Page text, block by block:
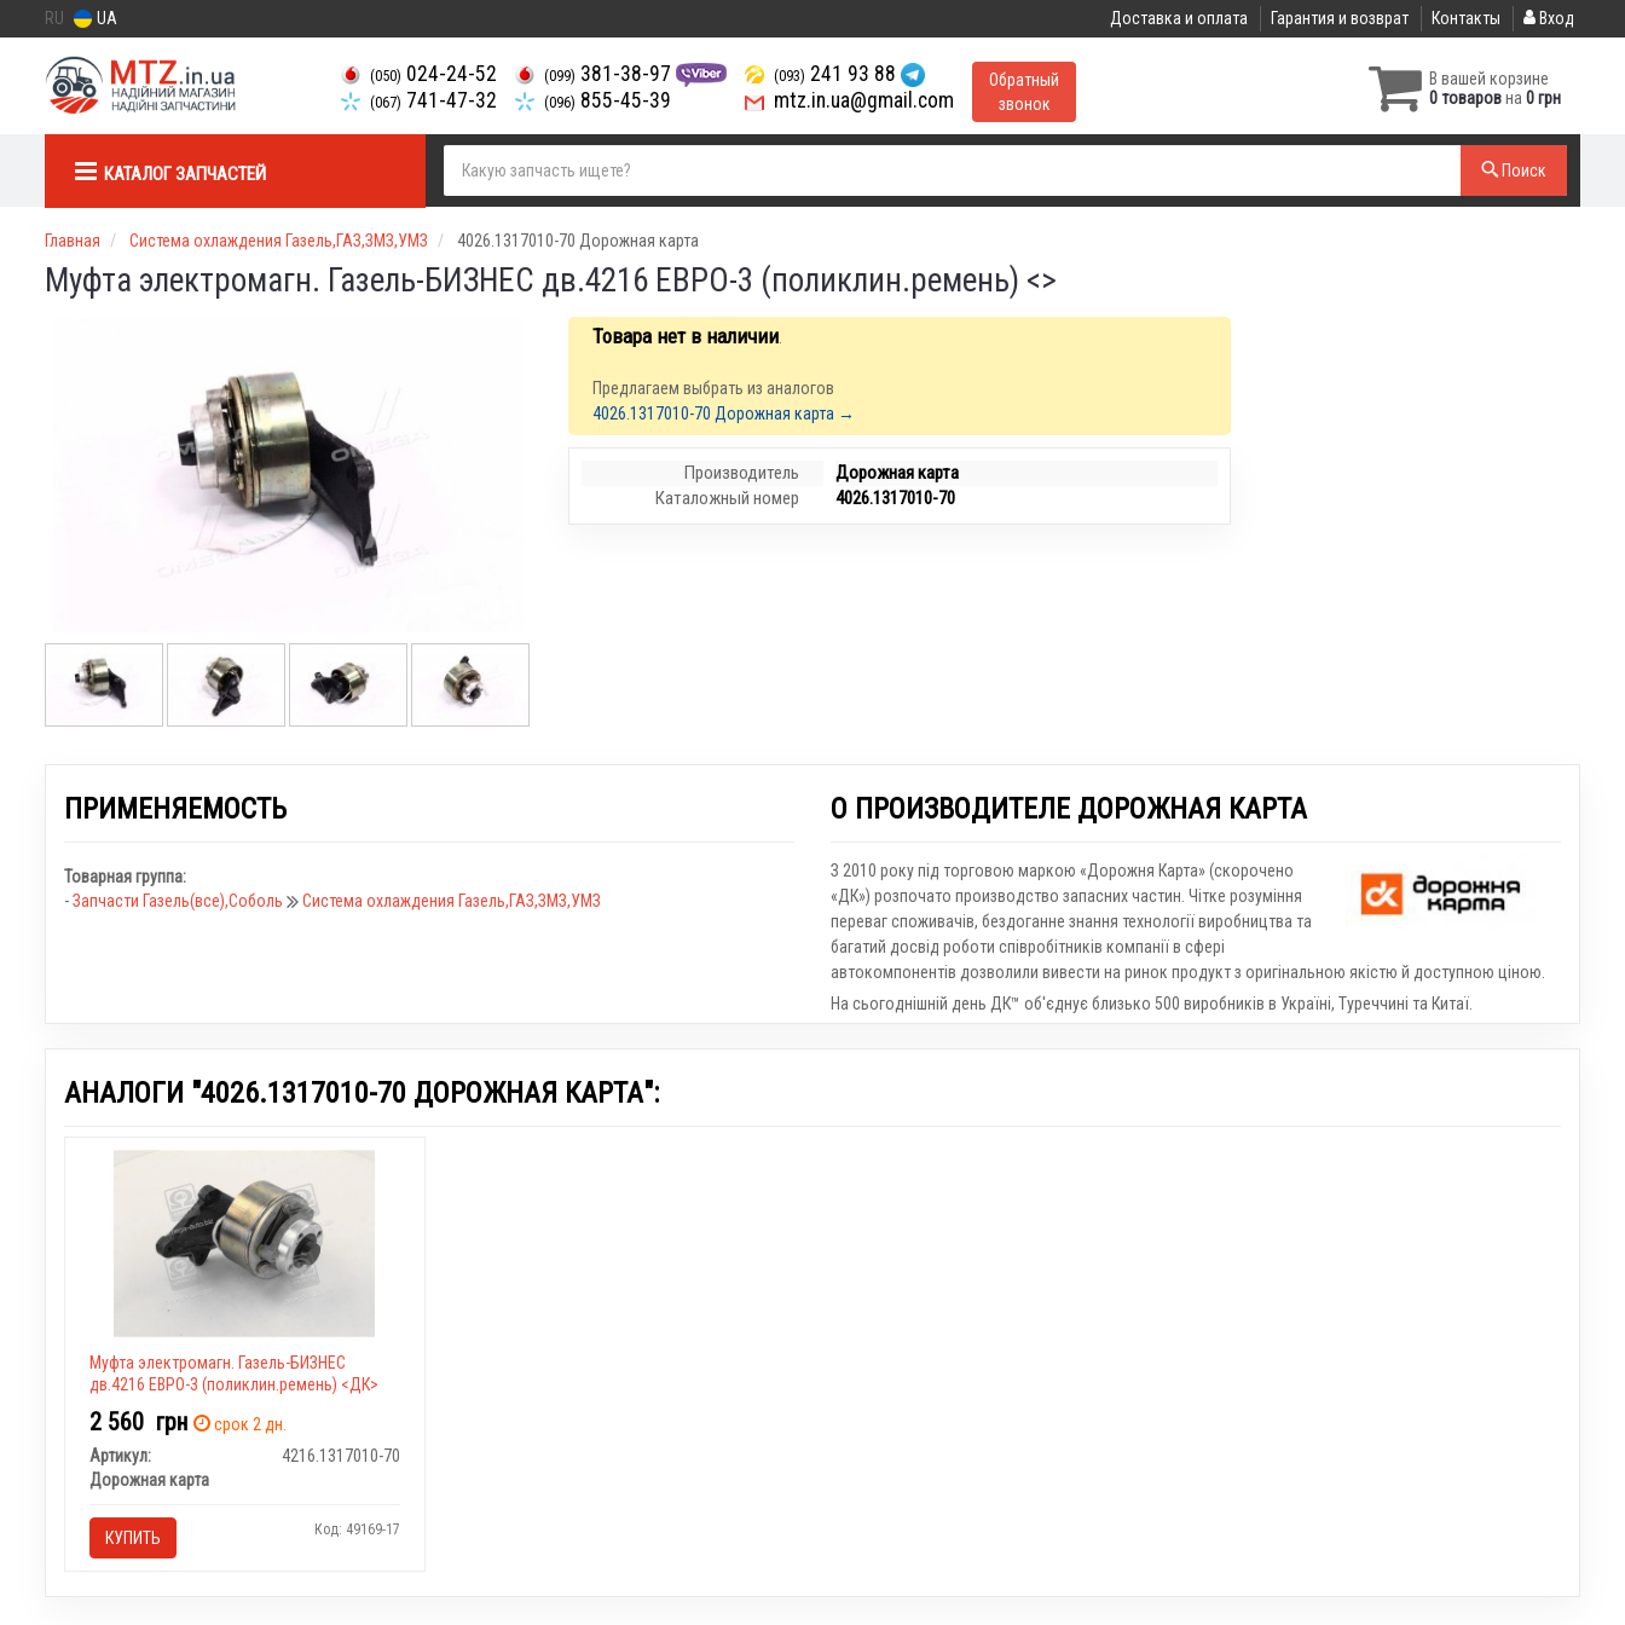
RU UA Доставка и оплата Гарантия и возврат Контакты Вход
(050) 024-24-52
(067) 741-47-32
(099) 381-38-97
(096) 855-45-39
(093) 241 93 88
mtz.in.ua@gmail.com
Обратный
звонок
В вашей корзине
0 товаровна 0 грн
КАТАЛОГ ЗАПЧАСТЕЙ Поиск
Главная Система охлаждения Газель,ГАЗ,ЗМЗ,УМЗ 4026.1317010-70 Дорожная карта
Муфта электромагн. Газель-БИЗНЕС дв.4216 ЕВРО-3 (поликлин.ремень) <>
Товара нет в наличии
Предлагаем выбрать из аналогов
4026.1317010-70 Дорожная карта →
Производитель
Дорожная карта
Каталожный номер
4026.1317010-70
ПРИМЕНЯЕМОСТЬ
Товарная группа:
-Запчасти Газель(все),Соболь Система охлаждения Газель,ГАЗ,ЗМЗ,УМЗ
О ПРОИЗВОДИТЕЛЕ ДОРОЖНАЯ КАРТА
З 2010 року під торговою маркою «Дорожня Карта» (скорочено
«ДК») розпочато производство запасних частин. Чітке розуміння
переваг споживачів, бездоганне знання технології виробництва та
багатий досвід роботи співробітників компанії в сфері
автокомпонентів дозволили вивести на ринок продукт з оригінальною якістю й доступною ціною.
На сьогоднішній день ДК™ об'єднує близько 500 виробників в Україні, Туреччині та Китаї.
АНАЛОГИ "4026.1317010-70 ДОРОЖНАЯ КАРТА":
Муфта электромагн. Газель-БИЗНЕС
дв.4216 ЕВРО-3 (поликлин.ремень) <ДК>
2 560 грн
срок 2 дн.
Артикул:
4216.1317010-70
Дорожная карта
КУПИТЬ Код: 49169-17